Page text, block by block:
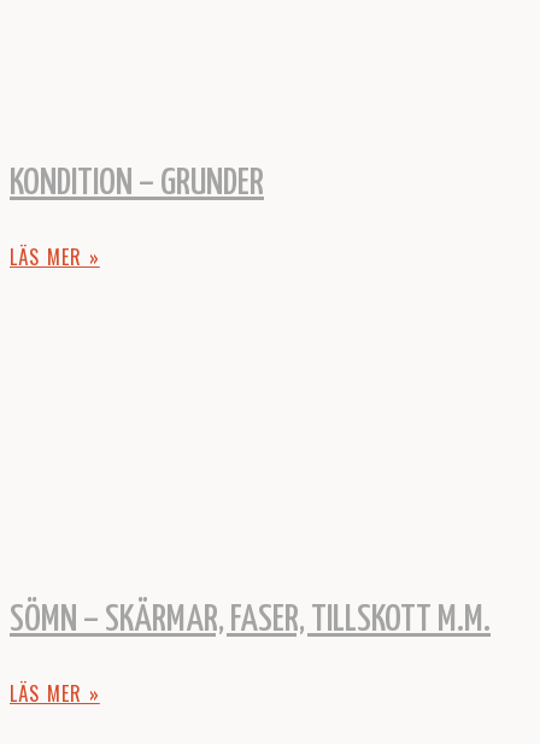
KONDITION – GRUNDER
LÄS MER »
SÖMN – SKÄRMAR, FASER, TILLSKOTT M.M.
LÄS MER »